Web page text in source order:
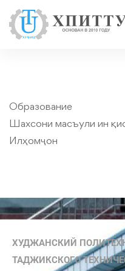
Образование
Шахсони масъули ин
Илҳомҷон
ХУДЖАНСКИЙ
ТАДЖИКСКОГО